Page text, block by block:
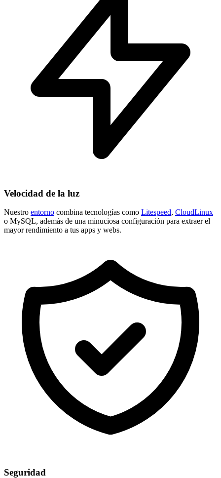
Velocidad de la luz
Nuestro entorno combina tecnologías como Litespeed, CloudLinux
o MySQL, además de una minuciosa configuración para extraer el
mayor rendimiento a tus apps y webs.
Seguridad